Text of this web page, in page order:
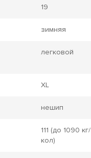
19
зимняя
легковой
XL
нешип
111 (до 1090 кг/
кол)